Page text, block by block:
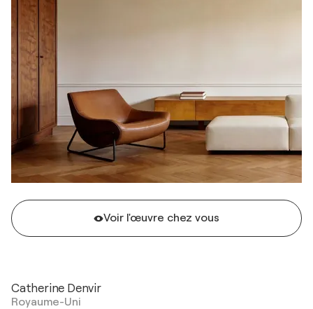
Voir l'œuvre chez vous
Catherine Denvir
Royaume-Uni